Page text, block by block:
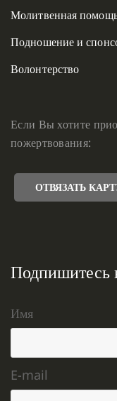
Молитвенная
Подношение и
Волонтерство
Если Вы хотите
пожертвования:
ОТВЯЗАТЬ
Подпишитесь
Имя
E-mail